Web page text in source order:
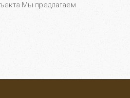
Мы предлагаем